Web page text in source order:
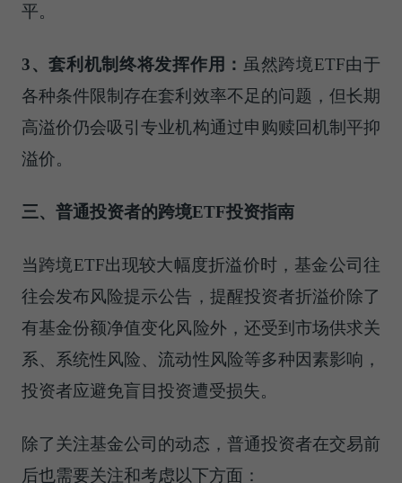
平。
3、套利机制终将发挥作用： 虽然跨境ETF由于
各种条件限制存在套利效率不足的问题，但长期
高溢价仍会吸引专业机构通过申购赎回机制平抑
溢价。
三、 普通投资者的跨境ETF投资指南
当跨境ETF出现较大幅度折溢价时，基金公司往
往会发布风险提示公告，提醒投资者折溢价除了
有基金份额净值变化风险外，还受到市场供求关
系、系统性风险、流动性风险等多种因素影响，
投资者应避免盲目投资遭受损失。
除了关注基金公司的动态，普通投资者在交易前
后也需要关注和考虑以下方面：